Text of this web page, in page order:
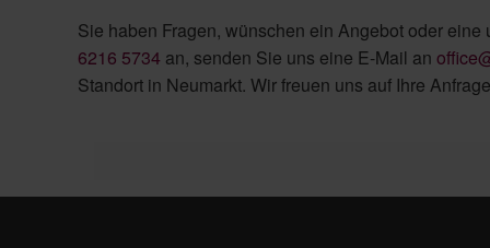
Sie haben Fragen, wünschen ein Angebot oder
6216 5734 an, senden Sie uns eine E-Mail an
Standort in Neumarkt. Wir freuen uns auf Ihre